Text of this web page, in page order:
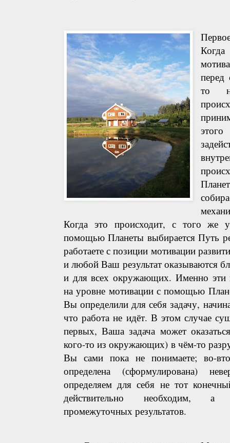
Когда
перед
то
Когда это происходит, с того же
помощью Планеты выбирается Путь
работаете с позиции мотивации
и любой Ваш результат оказываются
и для всех окружающих. Именно эти
на уровне мотивации с помощью
Вы определили для себя задачу,
что работа не идёт. В этом случае
первых, Ваша задача может
кого-то из окружающих) в чём-то
Вы сами пока не понимаете; во-
определена (сформулирована)
определяем для себя не тот
действительно необходим, а
промежуточных результатов.